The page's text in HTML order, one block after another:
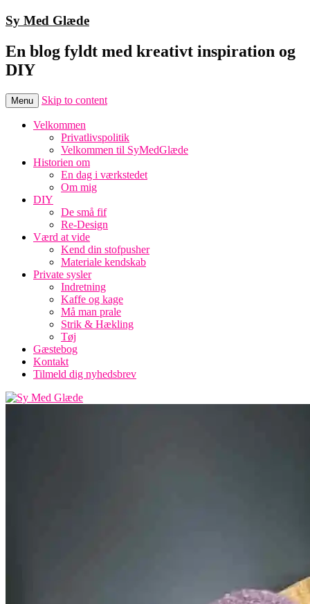
Sy Med Glæde
En blog fyldt med kreativt inspiration og
DIY
Menu Skip to content
Velkommen
Privatlivspolitik
Velkommen til SyMedGlæde
Historien om
En dag i værkstedet
Om mig
DIY
De små fif
Re-Design
Værd at vide
Kend din stofpusher
Materiale kendskab
Private sysler
Indretning
Kaffe og kage
Må man prale
Strik & Hækling
Tøj
Gæstebog
Kontakt
Tilmeld dig nyhedsbrev